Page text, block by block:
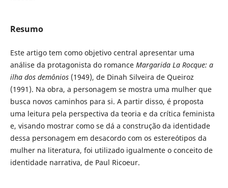
Resumo
Este artigo tem como objetivo central apresentar uma
análise da protagonista do romance Margarida La Rocque: a
ilha dos demônios(1949), de Dinah Silveira de Queiroz
(1991). Na obra, a personagem se mostra uma mulher que
busca novos caminhos para si. A partir disso, é proposta
uma leitura pela perspectiva da teoria e da crítica feminista
e, visando mostrar como se dá a construção da identidade
dessa personagem em desacordo com os estereótipos da
mulher na literatura, foi utilizado igualmente o conceito de
identidade narrativa, de Paul Ricoeur.